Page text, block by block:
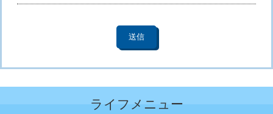
ライフメニュー